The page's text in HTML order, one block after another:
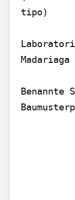
tipo)
Madariaga
Benannte